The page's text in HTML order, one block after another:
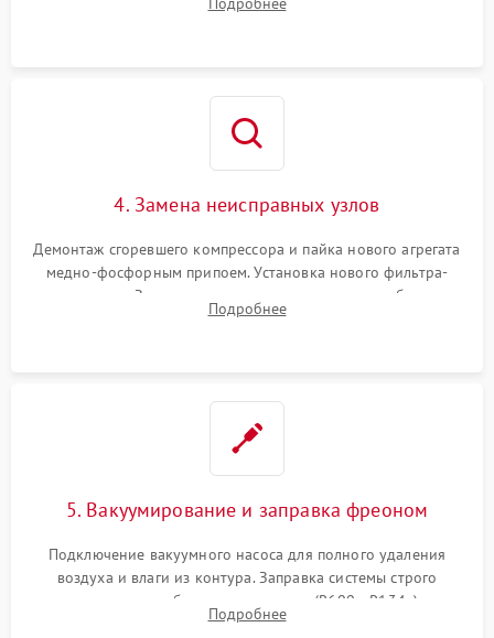
платы управления при сбоях алгоритмов.
4. Замена неисправных узлов
Демонтаж сгоревшего компрессора и пайка нового агрегата
медно-фосфорным припоем. Установка нового фильтра-
осушителя. Замена изношенных вентиляторов обдува,
сломанных заслонок или поврежденных дверных петель.
Подробнее
5. Вакуумирование и заправка фреоном
Подключение вакуумного насоса для полного удаления
воздуха и влаги из контура. Заправка системы строго
дозированным объемом хладагента (R600a, R134a) по
электронным весам. Контроль рабочего давления в системе.
Подробнее